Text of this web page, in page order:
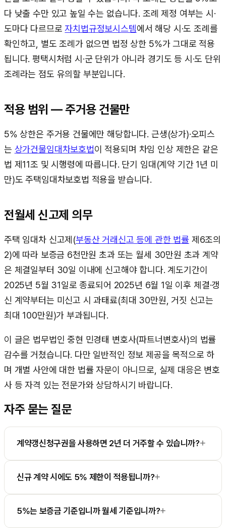
다 낮출 수만 있고 높일 수는 없습니다. 조례 제정 여부는 시·
도마다 다르므로자치법규정보시스템에서 해당 시·도 조례를
확인하고, 별도 조례가 없으면 법정 상한 5%가 그대로 적용
됩니다. 평택시처럼 시·군 단위가 아니라 경기도 등 시·도 단위
조례라는 점도 유의할 부분입니다.
적용 범위 — 주거용 건물만
5% 상한은 주거용 건물에만 해당합니다. 근생(상가)·오피스
는 상가건물임대차보호법이 적용되며 차임 인상 제한은 같은
법 제11조 및 시행령에 따릅니다. 단기 임대(계약 기간 1년 미
만)도 주택임대차보호법 적용을 받습니다.
전월세 신고제 의무
주택 임대차 신고제(부동산 거래신고 등에 관한 법률제6조의
2)에 따라 보증금 6천만원 초과 또는 월세 30만원 초과 계약
은 체결일부터 30일 이내에 신고해야 합니다. 계도기간이
2025년 5월 31일로 종료되어 2025년 6월 1일 이후 체결·갱
신 계약부터는 미신고 시 과태료(최대 30만원, 거짓 신고는
최대 100만원)가 부과됩니다.
이 글은 법무법인 중현 민경태 변호사(파트너변호사)의 법률
감수를 거쳤습니다. 다만 일반적인 정보 제공을 목적으로 하
며 개별 사안에 대한 법률 자문이 아니므로, 실제 대응은 변호
사 등 자격 있는 전문가와 상담하시기 바랍니다.
자주 묻는 질문
계약갱신청구권을 사용하면 2년 더 거주할 수 있습니까?+
신규 계약 시에도 5% 제한이 적용됩니까?+
5%는 보증금 기준입니까 월세 기준입니까?+